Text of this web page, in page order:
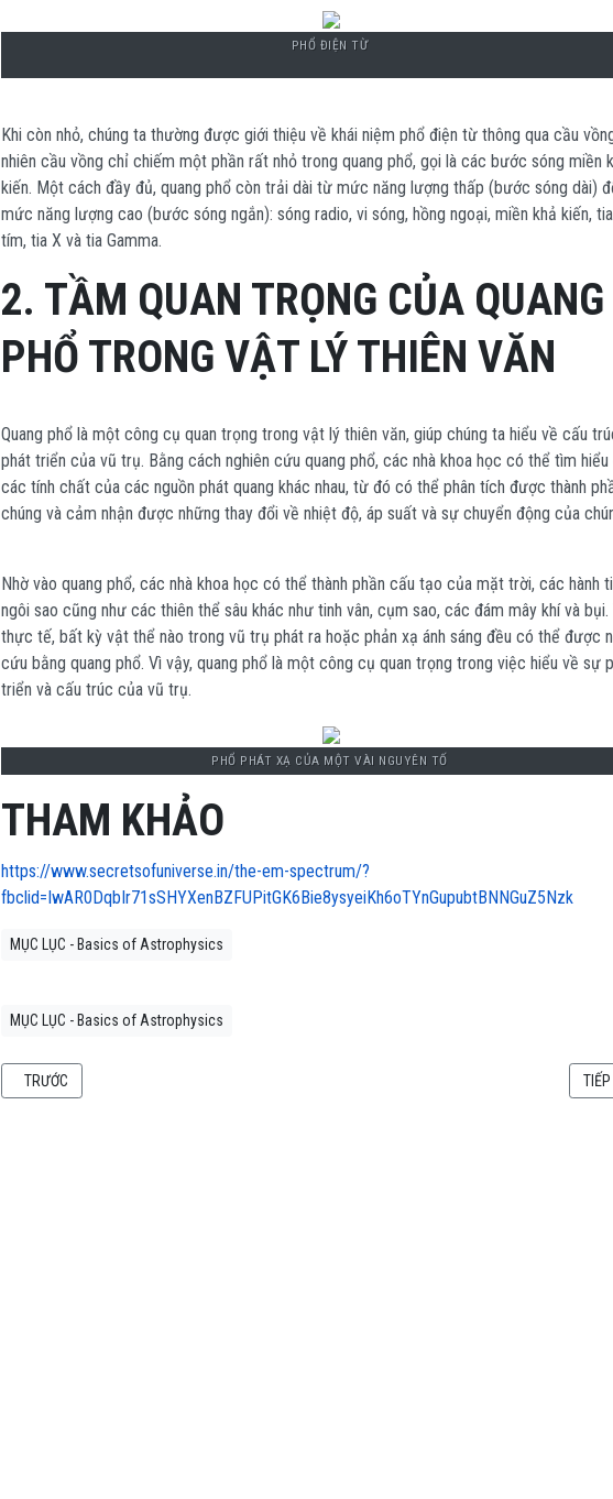
PHỔ ĐIỆN TỪ
Khi còn nhỏ, chúng ta thường được giới thiệu về khái niệm phổ điện từ thông qua cầu
nhiên cầu vồng chỉ chiếm một phần rất nhỏ trong quang phổ, gọi là các bước sóng miền
kiến. Một cách đầy đủ, quang phổ còn trải dài từ mức năng lượng thấp (bước sóng dài)
mức năng lượng cao (bước sóng ngắn): sóng radio, vi sóng, hồng ngoại, miền khả kiến,
tím, tia X và tia Gamma.
2. TẦM QUAN TRỌNG CỦA QUANG
PHỔ TRONG VẬT LÝ THIÊN VĂN
Quang phổ là một công cụ quan trọng trong vật lý thiên văn, giúp chúng ta hiểu về cấu
phát triển của vũ trụ. Bằng cách nghiên cứu quang phổ, các nhà khoa học có thể tìm
các tính chất của các nguồn phát quang khác nhau, từ đó có thể phân tích được thành
chúng và cảm nhận được những thay đổi về nhiệt độ, áp suất và sự chuyển động của
Nhờ vào quang phổ, các nhà khoa học có thể thành phần cấu tạo của mặt trời, các hành
ngôi sao cũng như các thiên thể sâu khác như tinh vân, cụm sao, các đám mây khí và bụi.
thực tế, bất kỳ vật thể nào trong vũ trụ phát ra hoặc phản xạ ánh sáng đều có thể được
cứu bằng quang phổ. Vì vậy, quang phổ là một công cụ quan trọng trong việc hiểu về sự
triển và cấu trúc của vũ trụ.
PHỔ PHÁT XẠ CỦA MỘT VÀI NGUYÊN TỐ
THAM KHẢO
https://www.secretsofuniverse.in/the-em-spectrum/?
fbclid=IwAR0DqbIr71sSHYXenBZFUPitGK6Bie8ysyeiKh6oTYnGupubtBNNGuZ5Nzk
MỤC LỤC - Basics of Astrophysics
MỤC LỤC - Basics of Astrophysics
BÀI VIẾT TRƯỚC: BASICS OF ASTROPHYSICS (03): KÍNH VIỄN VỌNG
TRƯỚC BÀI